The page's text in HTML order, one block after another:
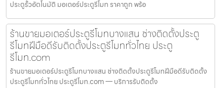
ประตูรั้วอัตโนมัติ มอเตอร์ประตูรีโมท ราคาถูก พร้อ
ร้านขายมอเตอร์ประตูรีโมทบางแสน ช่างติดตั้งประตู
รีโมทฝีมือดีรับติดตั้งประตูรีโมททั่วไทย ประตู
รีโมท.com
ร้านขายมอเตอร์ประตูรีโมทบางแสน ช่างติดตั้งประตูรีโมทฝีมือดีรับติดตั้ง
ประตูรีโมททั่วไทย ประตูรีโมท.com — บริการรับติดตั้ง